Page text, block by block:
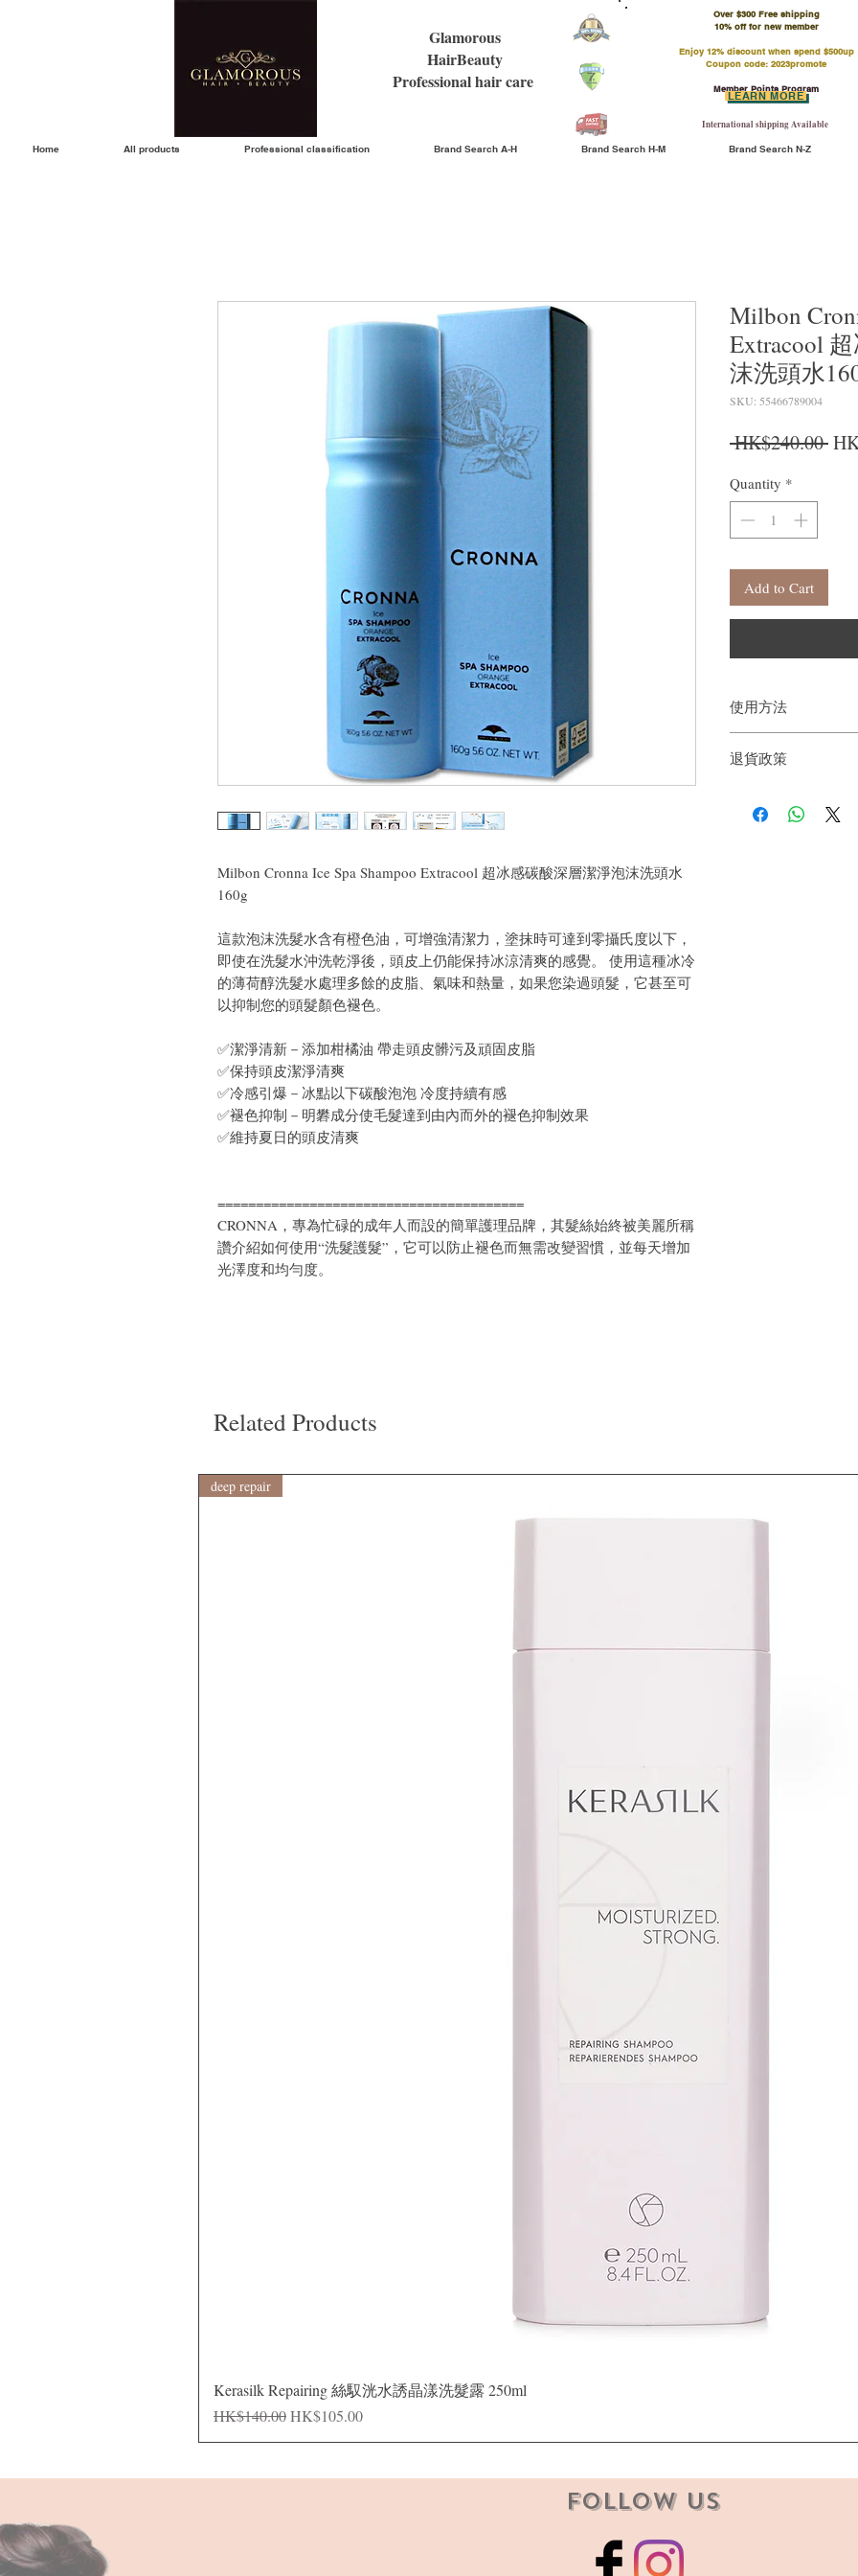
Glamorous
HairBeauty
Professional hair care
Over $300 Free shipping
​10% off for new member
Enjoy 12% discount when spend $500up
Coupon code: 2023promote
Member Points Program
International shipping Available
LEARN MORE
Home All products Professional classification Brand Search A-H Brand Search H-M Brand Search N-Z
Milbon Cronna Ice Spa Shampoo Extracool 超冰感碳酸深層潔淨泡沫洗頭水
160g
這款泡沫洗髮水含有橙色油，可增強清潔力，塗抹時可達到零攝氏度以下，
即使在洗髮水沖洗乾淨後，頭皮上仍能保持冰涼清爽的感覺。 使用這種冰冷
的薄荷醇洗髮水處理多餘的皮脂、氣味和熱量，如果您染過頭髮，它甚至可
以抑制您的頭髮顏色褪色。
✅潔淨清新－添加柑橘油 帶走頭皮髒污及頑固皮脂
✅保持頭皮潔淨清爽
✅冷感引爆－冰點以下碳酸泡泡 冷度持續有感
✅褪色抑制－明礬成分使毛髮達到由內而外的褪色抑制效果
✅維持夏日的頭皮清爽
========================================
CRONNA，專為忙碌的成年人而設的簡單護理品牌，其髮絲始終被美麗所稱
讚介紹如何使用“洗髮護髮”，它可以防止褪色而無需改變習慣，並每天增加
光澤度和均勻度。
Milbon
Extracool
沫洗頭水
SKU: 55466789004
HK$240.00
Quantity *
Add to Cart
使用方法
將洗髮水直接乳化在
退貨政策
戶。首先，您需要在
Related Products
deep repair
Kerasilk Repairing 絲馭洸水誘晶漾洗髮露 250ml
Regular Price
HK$140.00Sale Price
HK$105.00
Follow Us